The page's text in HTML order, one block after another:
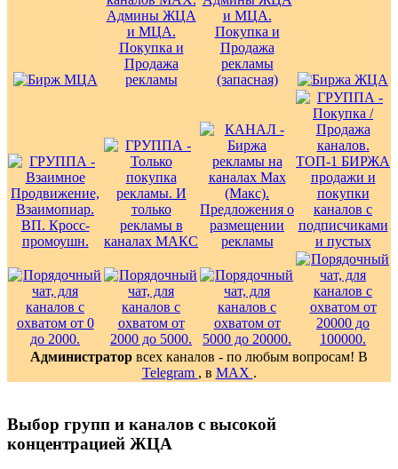
Администратор всех каналов - по любым вопросам! В
Telegram , в MAX .
Выбор групп и каналов с высокой
концентрацией ЖЦА